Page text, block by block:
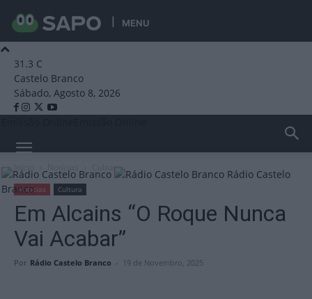
MENU
31.3 C
Castelo Branco
Sábado, Agosto 8, 2026
Rádio Castelo
Branco
Cultura
Notícias Cultura
Em Alcains “O Roque Nunca
Vai Acabar”
Por Rádio Castelo Branco - 19 de Novembro, 2025